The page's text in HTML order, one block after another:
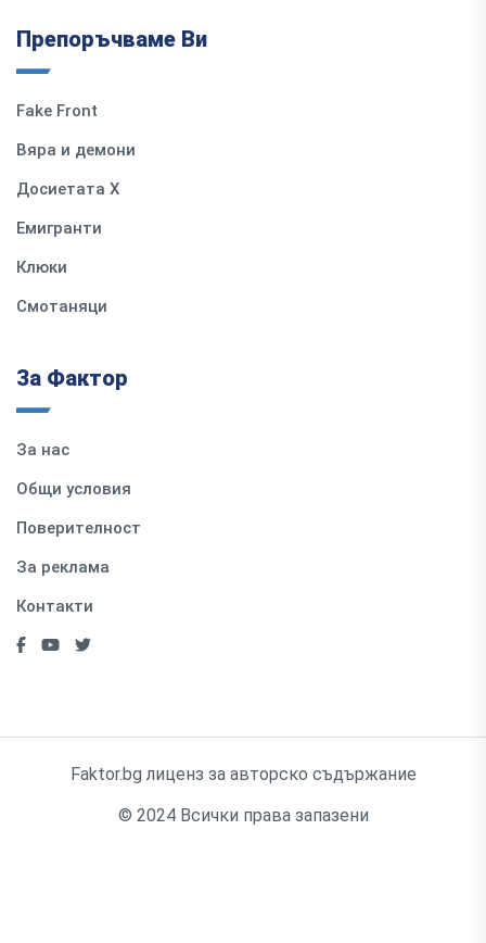
Препоръчваме Ви
Fake Front
Вяра и демони
Досиетата Х
Емигранти
Клюки
Смотаняци
За Фактор
За нас
Общи условия
Поверителност
За реклама
Контакти
Faktor.bg лиценз за авторско съдържание
© 2024 Всички права запазени